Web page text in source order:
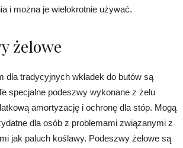
i można je wielokrotnie używać.
żelowe
dla tradycyjnych wkładek do butów są
specjalne podeszwy wykonane z żelu
amortyzację i ochronę dla stóp. Mogą
dla osób z problemami związanymi z
jak paluch koślawy. Podeszwy żelowe są